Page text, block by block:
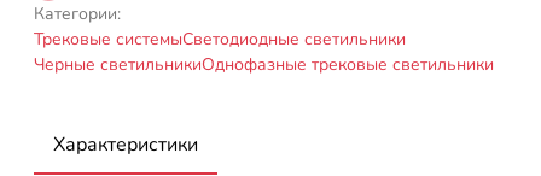
Категории:
Трековые системыСветодиодные светильники
Черные светильникиОднофазные трековые светильники
Характеристики